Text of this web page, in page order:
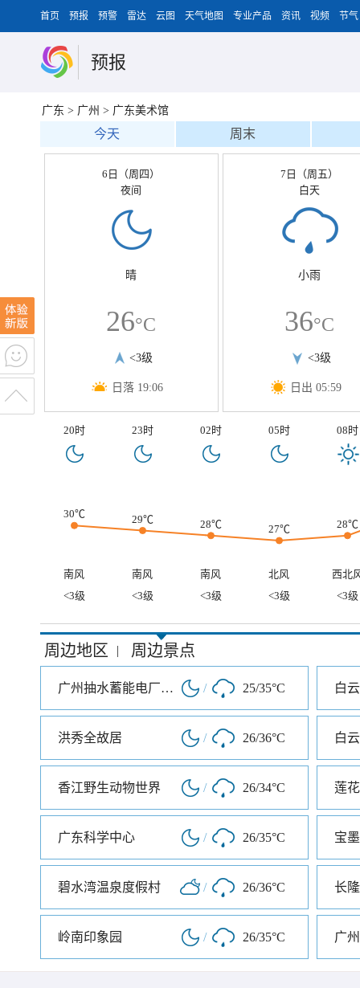
首页 预报 预警 雷达 云图 天气地图 专业产品 资讯 视频 节气
预报
广东 > 广州 > 广东美术馆
今天 周末
6日（周四）
夜间
晴
26°C
<3级
日落 19:06
7日（周五）
白天
小雨
36°C
<3级
日出 05:59
20时 23时 02时 05时 08时
30℃ 29℃ 28℃ 27℃ 28℃
南风 南风 南风 北风
西北
<3级
<3级 <3级 <3级 <3级
周边地区 | 周边景点
广州抽水蓄能电厂旅游度假区 / 25/35°C 白
洪秀全故居 / 26/36°C 白
香江野生动物世界 / 26/34°C 莲
广东科学中心 / 26/35°C 宝
碧水湾温泉度假村 / 26/36°C 长
岭南印象园 / 26/35°C